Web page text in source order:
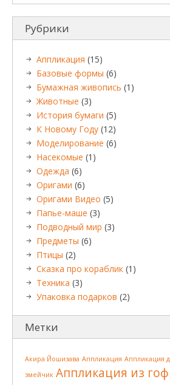
Рубрики
Аппликация (15)
Базовые формы (6)
Бумажная живопись (1)
Животные (3)
История бумаги (5)
К Новому Году (12)
Моделирование (6)
Насекомые (1)
Одежда (6)
Оригами (6)
Оригами Видео (5)
Папье-маше (3)
Подводный мир (3)
Предметы (6)
Птицы (2)
Сказка про кораблик (1)
Техника (3)
Упаковка подарков (2)
Метки
Акира Йошизава Аппликация Аппликация
змейчик Аппликация из